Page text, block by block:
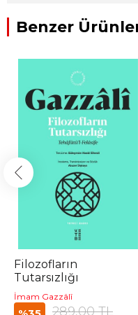
Benzer
Filozofların
Tutarsızlığı
İmam Gazzâlî
289,00 TL